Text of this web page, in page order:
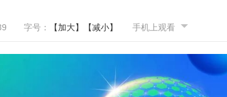
字号： 【加大】 【减小】 手机上观看